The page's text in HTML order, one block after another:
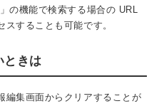
の機能で検索する場合の URL
することも可能です。
ときは
編集画面からクリアすることが